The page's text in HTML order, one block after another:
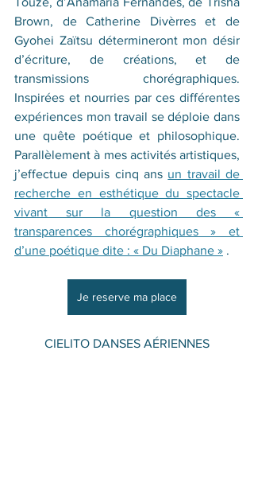
Brown, de Catherine Divèrres et de
Gyohei Zaïtsu détermineront mon désir
d’écriture, de créations, et de
transmissions chorégraphiques.
Inspirées et nourries par ces différentes
expériences mon travail se déploie dans
une quête poétique et philosophique.
Parallèlement à mes activités artistiques,
j’effectue depuis cinq ans un travail de
recherche en esthétique du spectacle
vivant sur la question des «
transparences chorégraphiques » et
d’une poétique dite : « Du Diaphane » .
Je reserve ma place
CIELITO DANSES AÉRIENNES